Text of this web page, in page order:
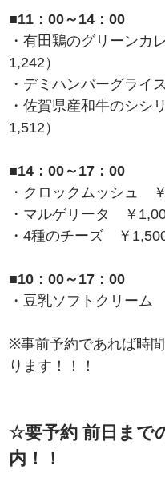
■11：00～14：00
・有田鶏のグリーン
1,242）
・デミハンバーグライ
・佐賀県産和牛のシ
1,512）
■14：00～17：00
・クロックムッシュ
・マルゲリータ ￥
・4種のチーズ ￥
■10：00～17：00
・豆乳ソフトクリーム
※事前予約であれば時
ります！！！
☆要予約 前日まで
内！！